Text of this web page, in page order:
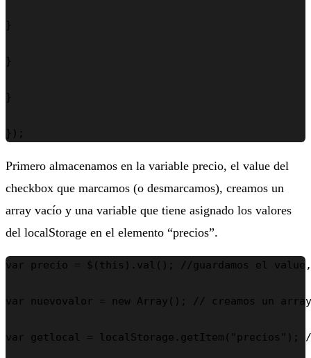
}
}
}
});
Primero almacenamos en la variable precio, el value del
checkbox que marcamos (o desmarcamos), creamos un
array vacío y una variable que tiene asignado los valores
del localStorage en el elemento “precios”.
var precio = $(this).val(); //guardamos el value,
var nuevovalor = new Array(); // creamos un
var getlocal = localStorage.getItem("precios");